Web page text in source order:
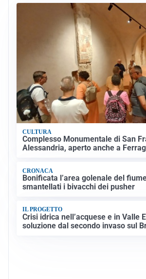
CULTURA
Complesso Monumentale di San
Alessandria, aperto anche a
CRONACA
Bonificata l’area golenale del
smantellati i bivacchi dei pusher
IL PROGETTO
Crisi idrica nell’acquese e in Valle
soluzione dal secondo invaso sul